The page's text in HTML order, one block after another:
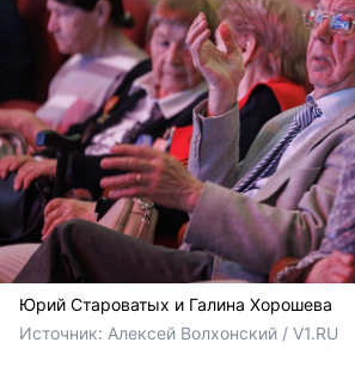
Юрий Староватых и Галина Хорошева
Источник: Алексей Волхонский / V1.RU